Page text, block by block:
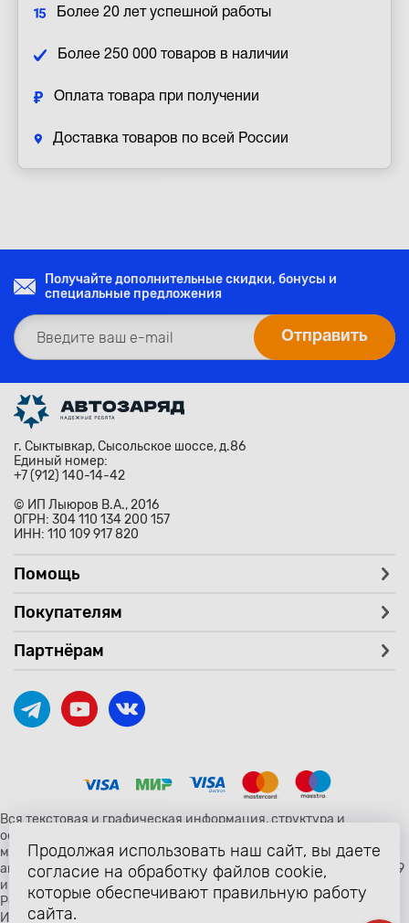
Более 20 лет успешной работы
Более 250 000 товаров в наличии
Оплата товара при получении
Доставка товаров по всей России
Получайте дополнительные скидки, бонусы и
специальные предложения
г. Сыктывкар, Сысольское шоссе, д.86
Единый номер:
+7 (912) 140-14-42
© ИП Лыюров В.А., 2016
ОГРН: 304 110 134 200 157
ИНН: 110 109 917 820
Помощь
Покупателям
Партнёрам
Вся текстовая и графическая информация, структура и
оформление страницы avtozaryad.ru защищены российскими и
международными законами и соглашениями об охране
авторских прав и интеллектуальной собственности (статьи 1259
и 1260 главы 70 «Авторское право» Гражданского Кодекса
Российской Федерации от 18 декабря 2006 года N 230-ФЗ).
Использование любых материалов сайта разрешено только с
Продолжая использовать наш сайт, вы даете
согласие на обработку файлов cookie,
которые обеспечивают правильную работу
сайта.